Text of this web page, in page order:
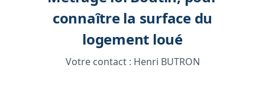
connaître la surface du
logement loué
Votre contact : Henri BUTRON